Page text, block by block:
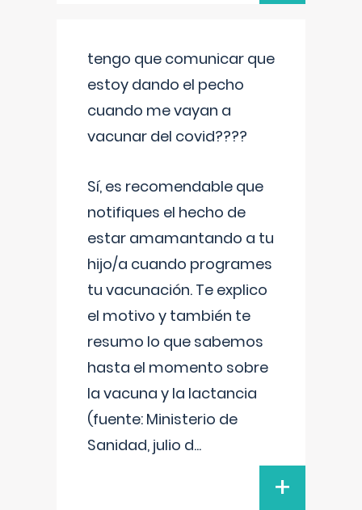
tengo que comunicar que
estoy dando el pecho
cuando me vayan a
vacunar del covid????
Sí, es recomendable que
notifiques el hecho de
estar amamantando a tu
hijo/a cuando programes
tu vacunación. Te explico
el motivo y también te
resumo lo que sabemos
hasta el momento sobre
la vacuna y la lactancia
(fuente: Ministerio de
Sanidad, julio d...
+